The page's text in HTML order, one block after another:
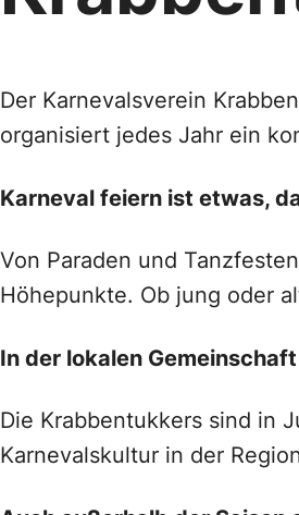
Der Karnevalsverein
organisiert jedes Jahr ein
Karneval feiern ist etwas,
Von Paraden und
Höhepunkte. Ob jung oder
In der lokalen
Die Krabbentukkers sind in
Karnevalskultur in der